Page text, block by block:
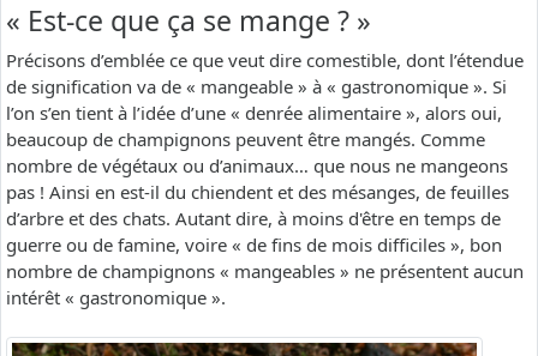
« Est-ce que ça se mange ? »
Précisons d’emblée ce que veut dire comestible, dont l’étendue
de signification va de « mangeable » à « gastronomique ». Si
l’on s’en tient à l’idée d’une « denrée alimentaire », alors oui,
beaucoup de champignons peuvent être mangés. Comme
nombre de végétaux ou d’animaux… que nous ne mangeons
pas ! Ainsi en est-il du chiendent et des mésanges, de feuilles
d’arbre et des chats. Autant dire, à moins d'être en temps de
guerre ou de famine, voire « de fins de mois difficiles », bon
nombre de champignons « mangeables » ne présentent aucun
intérêt « gastronomique ».